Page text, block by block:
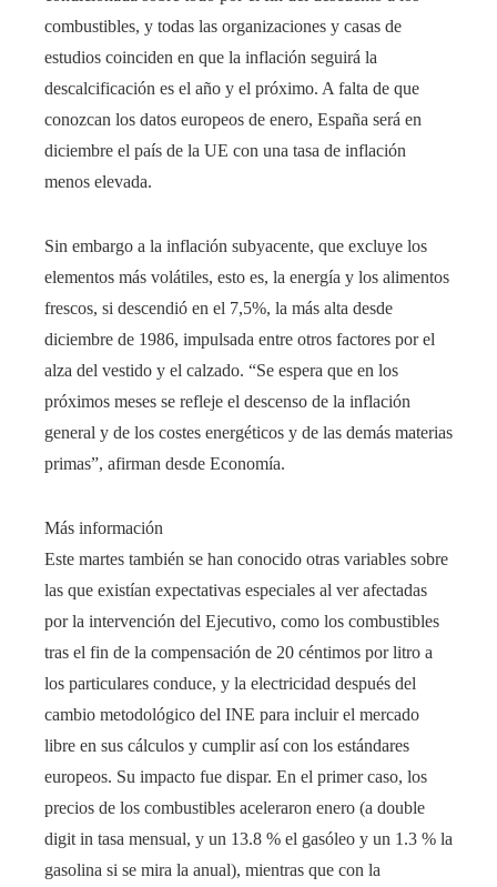
combustibles, y todas las organizaciones y casas de
estudios coinciden en que la inflación seguirá la
descalcificación es el año y el próximo. A falta de que
conozcan los datos europeos de enero, España será en
diciembre el país de la UE con una tasa de inflación
menos elevada.
Sin embargo a la inflación subyacente, que excluye los
elementos más volátiles, esto es, la energía y los alimentos
frescos, si descendió en el 7,5%, la más alta desde
diciembre de 1986, impulsada entre otros factores por el
alza del vestido y el calzado. “Se espera que en los
próximos meses se refleje el descenso de la inflación
general y de los costes energéticos y de las demás materias
primas”, afirman desde Economía.
Más información
Este martes también se han conocido otras variables sobre
las que existían expectativas especiales al ver afectadas
por la intervención del Ejecutivo, como los combustibles
tras el fin de la compensación de 20 céntimos por litro a
los particulares conduce, y la electricidad después del
cambio metodológico del INE para incluir el mercado
libre en sus cálculos y cumplir así con los estándares
europeos. Su impacto fue dispar. En el primer caso, los
precios de los combustibles aceleraron enero (a double
digit in tasa mensual, y un 13.8 % el gasóleo y un 1.3 % la
gasolina si se mira la anual), mientras que con la